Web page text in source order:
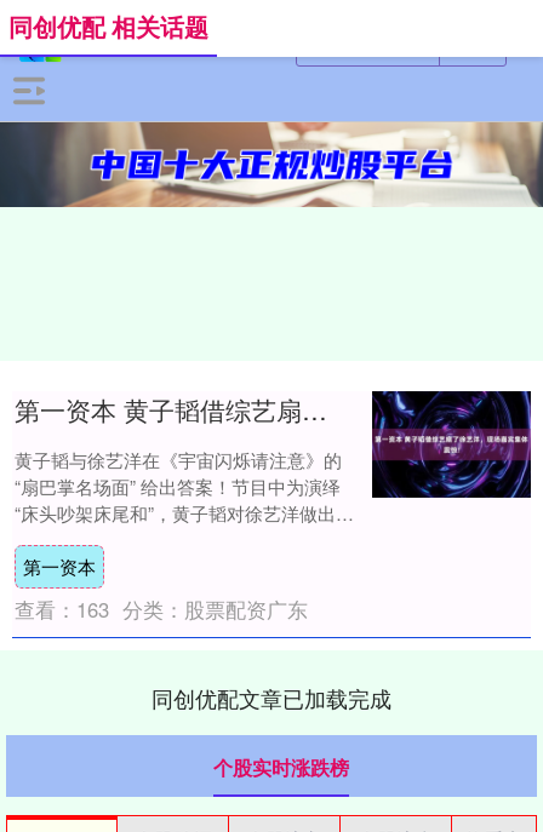
同创优配 相关话题
第一资本 黄子韬借综艺扇了徐艺洋，现场嘉宾集体震惊!
黄子韬与徐艺洋在《宇宙闪烁请注意》的
“扇巴掌名场面” 给出答案！节目中为演绎
“床头吵架床尾和”，黄子韬对徐艺洋做出象
征性轻拍动作，被网友笑称 “羽毛拂过力
度....
第一资本
查看： 163 分类： 股票配资广东
同创优配文章已加载完成
个股实时涨跌榜